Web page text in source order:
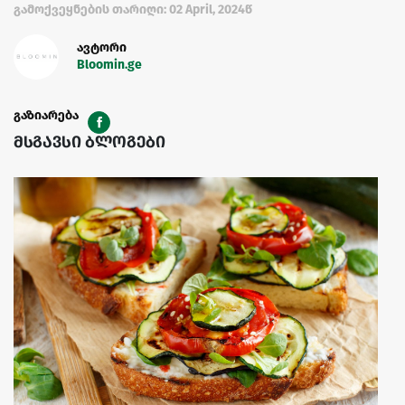
გამოქვეყნების თარიღი: 02 April, 2024წ
ავტორი
Bloomin.ge
გაზიარება
მსგავსი ბლოგები